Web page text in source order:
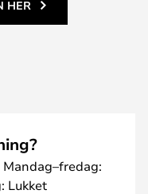
HER
Lukket